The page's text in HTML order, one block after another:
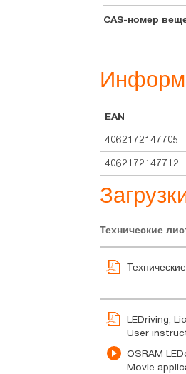
CAS-номер
EAN
4062172147705
4062172147712
Технические
LEDriving,
User
OSRAM
Movie